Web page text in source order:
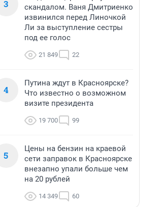
3
скандалом. Ваня Дмитриенко
извинился перед Линочкой
Ли за выступление сестры
под ее голос
21 849 22
4
Путина ждут в Красноярске?
Что известно о возможном
визите президента
19 700 99
5
Цены на бензин на краевой
сети заправок в Красноярске
внезапно упали больше чем
на 20 рублей
14 349 60